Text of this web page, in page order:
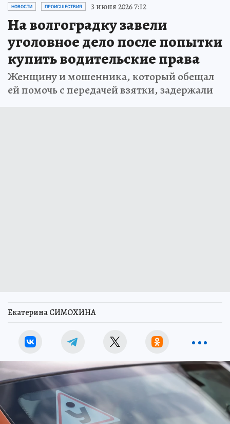
НОВОСТИ ПРОИСШЕСТВИЯ 3 июня 2026 7:12
На волгоградку завели
уголовное дело после попытки
купить водительские права
Женщину и мошенника, который обещал
ей помочь с передачей взятки, задержали
Екатерина СИМОХИНА